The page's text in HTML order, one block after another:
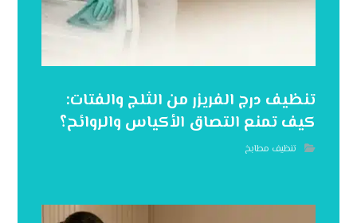
تنظيف درج الفريزر من الثلج والفتات:
كيف تمنع التصاق الأكياس والروائح؟
تنظيف مطابخ